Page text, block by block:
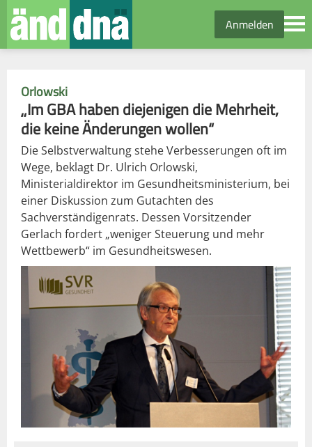
Anmelden
Orlowski
„Im GBA haben diejenigen die Mehrheit,
die keine Änderungen wollen“
Die Selbstverwaltung stehe Verbesserungen oft im
Wege, beklagt Dr. Ulrich Orlowski,
Ministerialdirektor im Gesundheitsministerium, bei
einer Diskussion zum Gutachten des
Sachverständigenrats. Dessen Vorsitzender
Gerlach fordert „weniger Steuerung und mehr
Wettbewerb“ im Gesundheitswesen.